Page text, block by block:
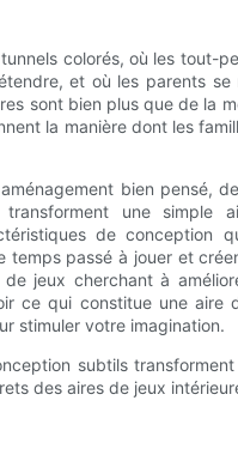
colorés, où les tout-
et où les parents
sont bien plus que de la
la manière dont les
bien pensé,
transforment une
de conception
passé à jouer et
jeux cherchant à
ce qui constitue une aire
stimuler votre imagination.
subtils
des aires de jeux